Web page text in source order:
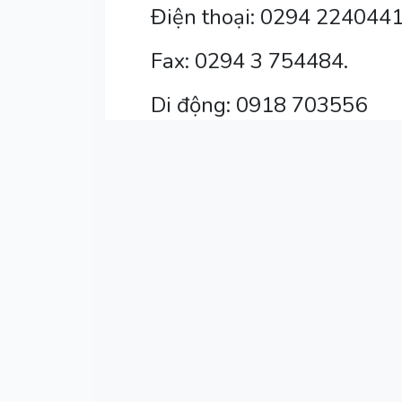
Điện thoại: 0294
Fax: 0294 3 754484.
Di động: 0918 703556